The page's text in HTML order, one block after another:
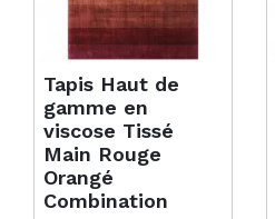
Tapis Haut de
gamme en
viscose Tissé
Main Rouge
Orangé
Combination